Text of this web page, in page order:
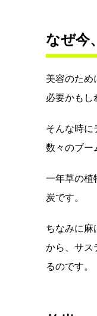
なぜ今
美容のため
必要かもし
そんな時に
数々のブー
一年草の植
炭です。
ちなみに麻
から、サス
るのです。